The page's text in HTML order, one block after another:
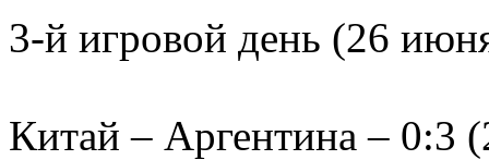
3-й игровой день (26
Китай – Аргентина – 0:3